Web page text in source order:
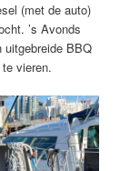
(met de auto)
’s Avonds
uitgebreide BBQ
vieren.